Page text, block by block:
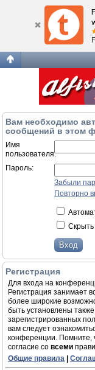
Вам необходимо
сообщений в этом
Имя
пользователя:
Пароль:
Забыли
Повторно
Скрыть
Регистрация
Для входа на
Регистрация занимает
более широкие
быть установлены
зарегистрированных
вам следует
конференции. Помните,
согласие со всеми
Общие правила